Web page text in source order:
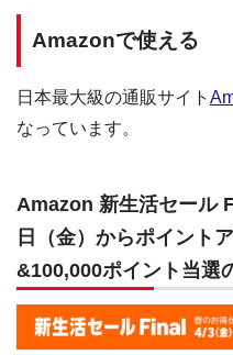
Amazonで使える
日本最大級の通販サイト
なっています。
Amazon 新生活セール
日（金）からポイント
&100,000ポイント当選